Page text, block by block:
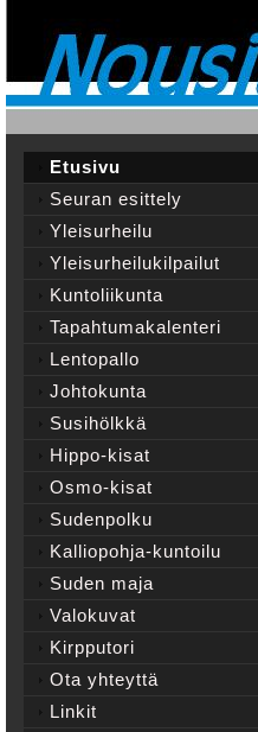
Etusivu
Seuran esittely
Yleisurheilu
Yleisurheilukilpailut
Kuntoliikunta
Tapahtumakalenteri
Lentopallo
Johtokunta
Susihölkkä
Hippo-kisat
Osmo-kisat
Sudenpolku
Kalliopohja-kuntoilu
Suden maja
Valokuvat
Kirpputori
Ota yhteyttä
Linkit